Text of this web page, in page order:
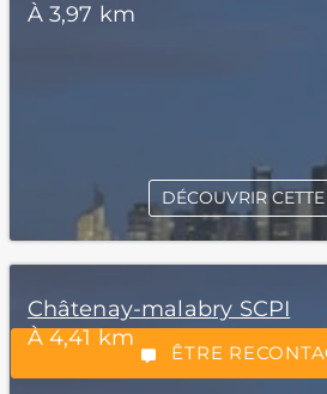
*Champs obligatoires
ÊTRE
À 3,97 km
DÉCOUVRIR
Châtenay-malabry SCPI
À 4,41 km